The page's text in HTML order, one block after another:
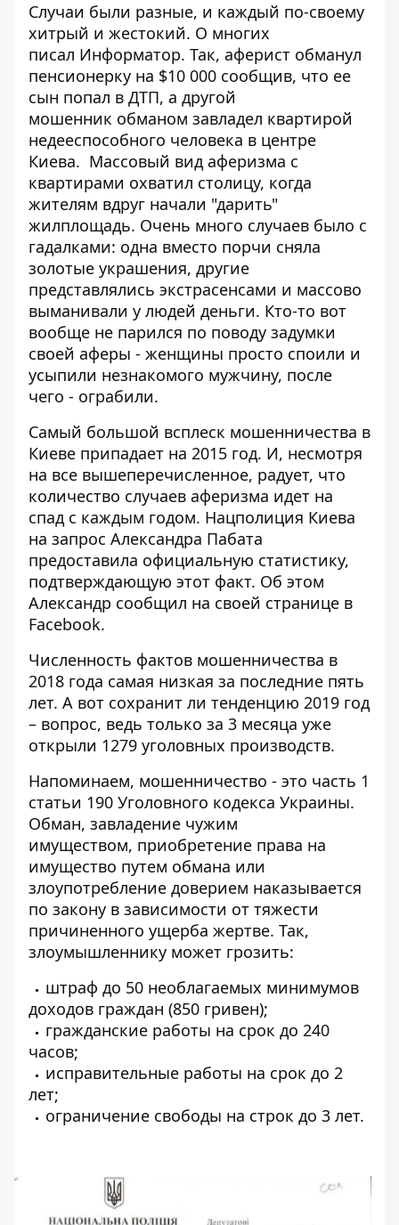
Случаи были разные, и каждый по-своему
хитрый и жестокий. О многих
писал Информатор. Так, аферист обманул
пенсионерку на $10 000 сообщив, что ее
сын попал в ДТП, а другой
мошенник обманом завладел квартирой
недееспособного человека в центре
Киева. Массовый вид аферизма с
квартирами охватил столицу, когда
жителям вдруг начали "дарить"
жилплощадь. Очень много случаев было с
гадалками: одна вместо порчи сняла
золотые украшения, другие
представлялись экстрасенсами и массово
выманивали у людей деньги. Кто-то вот
вообще не парился по поводу задумки
своей аферы - женщины просто споили и
усыпили незнакомого мужчину, после
чего - ограбили.
Самый большой всплеск мошенничества в
Киеве припадает на 2015 год. И, несмотря
на все вышеперечисленное, радует, что
количество случаев аферизма идет на
спад с каждым годом. Нацполиция Киева
на запрос Александра Пабата
предоставила официальную статистику,
подтверждающую этот факт. Об этом
Александр сообщил на своей странице в
Facebook.
Численность фактов мошенничества в
2018 года самая низкая за последние пять
лет. А вот сохранит ли тенденцию 2019 год
– вопрос, ведь только за 3 месяца уже
открыли 1279 уголовных производств.
Напоминаем, мошенничество - это часть 1
статьи 190 Уголовного кодекса Украины.
Обман, завладение чужим
имуществом, приобретение права на
имущество путем обмана или
злоупотребление доверием наказывается
по закону в зависимости от тяжести
причиненного ущерба жертве. Так,
злоумышленнику может грозить:
штраф до 50 необлагаемых минимумов
доходов граждан (850 гривен);
гражданские работы на срок до 240
часов;
исправительные работы на срок до 2
лет;
ограничение свободы на строк до 3 лет.